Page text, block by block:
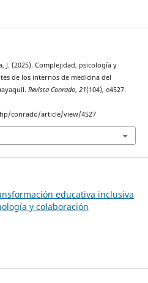
J. (2025). Complejidad, psicología y
de los internos de medicina del
Revista Conrado, 21(104), e4527.
conrado/article/view/4527
educativa inclusiva
y colaboración